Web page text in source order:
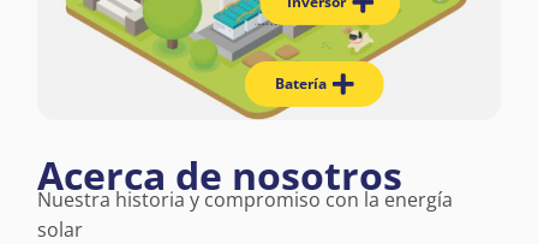
Batería
Acerca de nosotros
Nuestra historia y compromiso con la energía
solar